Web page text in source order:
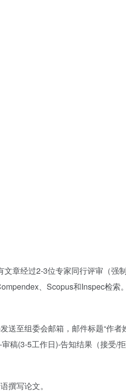
章经过2-3位专家同行评审（强
、Scopus和Inspec检索。
送至组委会邮箱，邮件标题“作者
稿(3-5工作日)-告知结果（接受/
撰写论文。